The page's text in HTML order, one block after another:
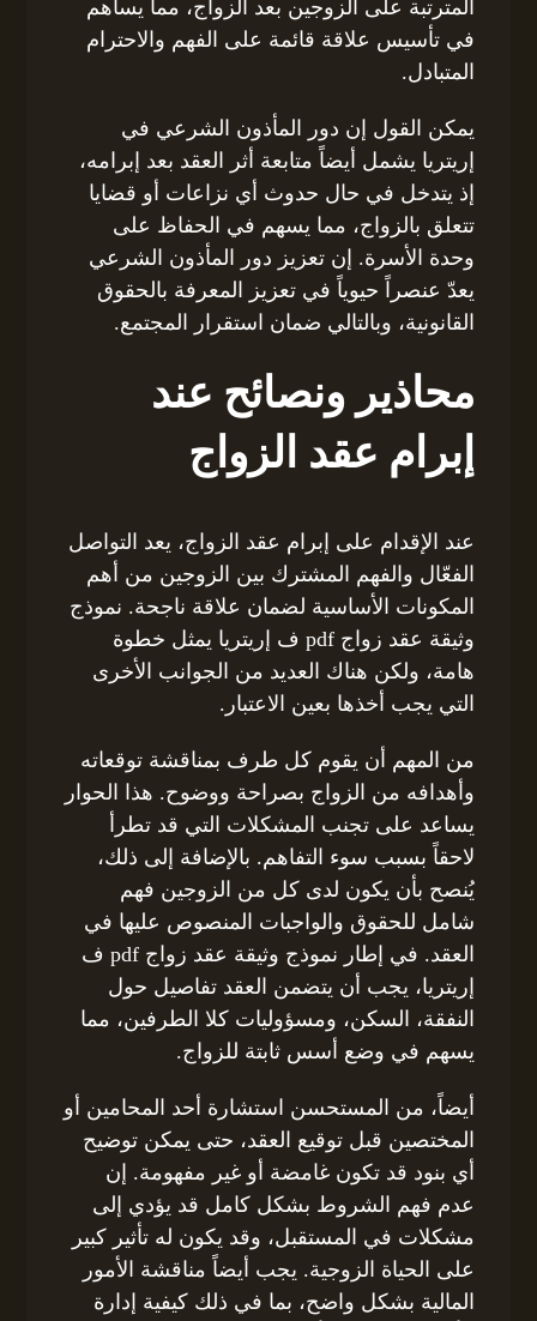
المترتبة على الزوجين بعد الزواج، مما يساهم
في تأسيس علاقة قائمة على الفهم والاحترام
المتبادل.
يمكن القول إن دور المأذون الشرعي في
إريتريا يشمل أيضاً متابعة أثر العقد بعد إبرامه،
إذ يتدخل في حال حدوث أي نزاعات أو قضايا
تتعلق بالزواج، مما يسهم في الحفاظ على
وحدة الأسرة. إن تعزيز دور المأذون الشرعي
يعدّ عنصراً حيوياً في تعزيز المعرفة بالحقوق
القانونية، وبالتالي ضمان استقرار المجتمع.
محاذير ونصائح عند
إبرام عقد الزواج
عند الإقدام على إبرام عقد الزواج، يعد التواصل
الفعّال والفهم المشترك بين الزوجين من أهم
المكونات الأساسية لضمان علاقة ناجحة. نموذج
وثيقة عقد زواج pdf ف إريتريا يمثل خطوة
هامة، ولكن هناك العديد من الجوانب الأخرى
التي يجب أخذها بعين الاعتبار.
من المهم أن يقوم كل طرف بمناقشة توقعاته
وأهدافه من الزواج بصراحة ووضوح. هذا الحوار
يساعد على تجنب المشكلات التي قد تطرأ
لاحقاً بسبب سوء التفاهم. بالإضافة إلى ذلك،
يُنصح بأن يكون لدى كل من الزوجين فهم
شامل للحقوق والواجبات المنصوص عليها في
العقد. في إطار نموذج وثيقة عقد زواج pdf ف
إريتريا، يجب أن يتضمن العقد تفاصيل حول
النفقة، السكن، ومسؤوليات كلا الطرفين، مما
يسهم في وضع أسس ثابتة للزواج.
أيضاً، من المستحسن استشارة أحد المحامين أو
المختصين قبل توقيع العقد، حتى يمكن توضيح
أي بنود قد تكون غامضة أو غير مفهومة. إن
عدم فهم الشروط بشكل كامل قد يؤدي إلى
مشكلات في المستقبل، وقد يكون له تأثير كبير
على الحياة الزوجية. يجب أيضاً مناقشة الأمور
المالية بشكل واضح، بما في ذلك كيفية إدارة